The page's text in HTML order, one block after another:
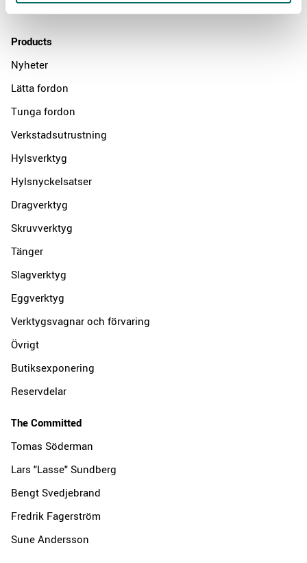
Products
Nyheter
Lätta fordon
Tunga fordon
Verkstadsutrustning
Hylsverktyg
Hylsnyckelsatser
Dragverktyg
Skruvverktyg
Tänger
Slagverktyg
Eggverktyg
Verktygsvagnar och förvaring
Övrigt
Butiksexponering
Reservdelar
The Committed
Tomas Söderman
Lars "Lasse" Sundberg
Bengt Svedjebrand
Fredrik Fagerström
Sune Andersson